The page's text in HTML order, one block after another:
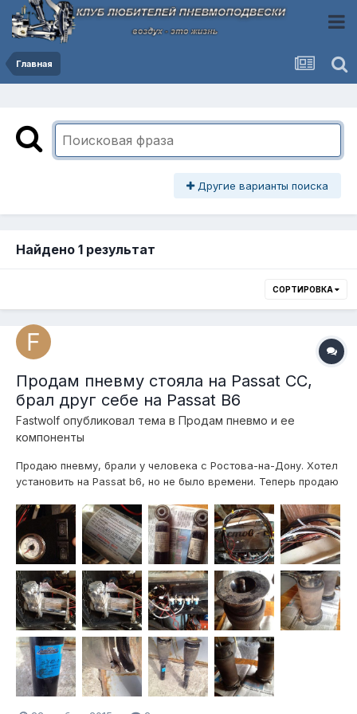
Главная
Другие варианты поиска
Найдено 1 результат
СОРТИРОВКА
Продам пневму стояла на Passat CC,
брал друг себе на Passat B6
Fastwolf опубликовал тема в Продам пневмо и ее
компоненты
Продаю пневму, брали у человека с Ростова-на-Дону. Хотел
установить на Passat b6, но не было времени. Теперь продаю
рублей.